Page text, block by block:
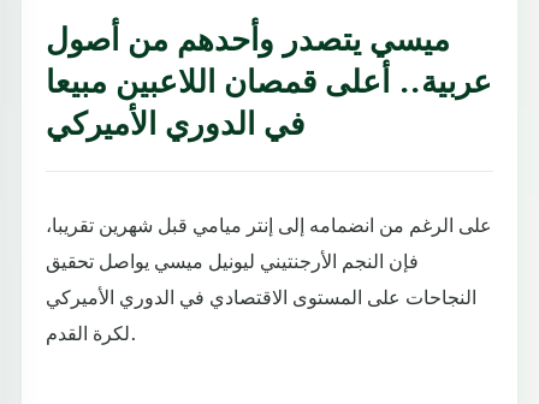
ميسي يتصدر وأحدهم من أصول
عربية.. أعلى قمصان اللاعبين مبيعا
في الدوري الأميركي
على الرغم من انضمامه إلى إنتر ميامي قبل شهرين تقريبا،
فإن النجم الأرجنتيني ليونيل ميسي يواصل تحقيق
النجاحات على المستوى الاقتصادي في الدوري الأميركي
لكرة القدم.